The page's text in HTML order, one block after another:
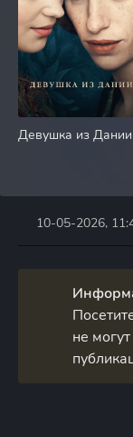
Девушка из Дании
10-05-2026,
не